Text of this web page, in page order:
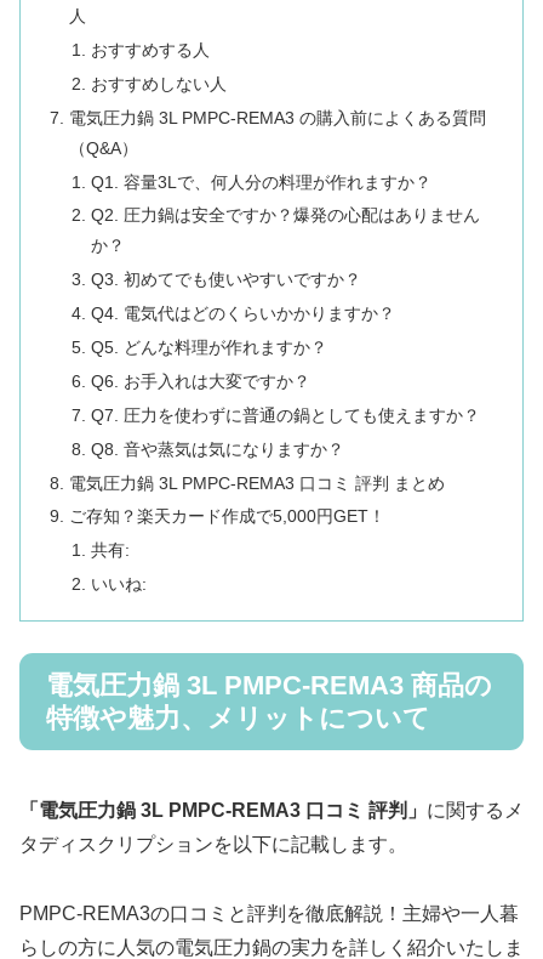
人
おすすめする人
おすすめしない人
電気圧力鍋 3L PMPC-REMA3 の購入前によくある質問
（Q&A）
Q1. 容量3Lで、何人分の料理が作れますか？
Q2. 圧力鍋は安全ですか？爆発の心配はありません
か？
Q3. 初めてでも使いやすいですか？
Q4. 電気代はどのくらいかかりますか？
Q5. どんな料理が作れますか？
Q6. お手入れは大変ですか？
Q7. 圧力を使わずに普通の鍋としても使えますか？
Q8. 音や蒸気は気になりますか？
電気圧力鍋 3L PMPC-REMA3 口コミ 評判 まとめ
ご存知？楽天カード作成で5,000円GET！
共有:
いいね:
電気圧力鍋 3L PMPC-REMA3 商品の
特徴や魅力、メリットについて
「電気圧力鍋 3L PMPC-REMA3 口コミ 評判」 に関するメ
タディスクリプションを以下に記載します。
PMPC-REMA3の口コミと評判を徹底解説！主婦や一人暮
らしの方に人気の電気圧力鍋の実力を詳しく紹介いたしま